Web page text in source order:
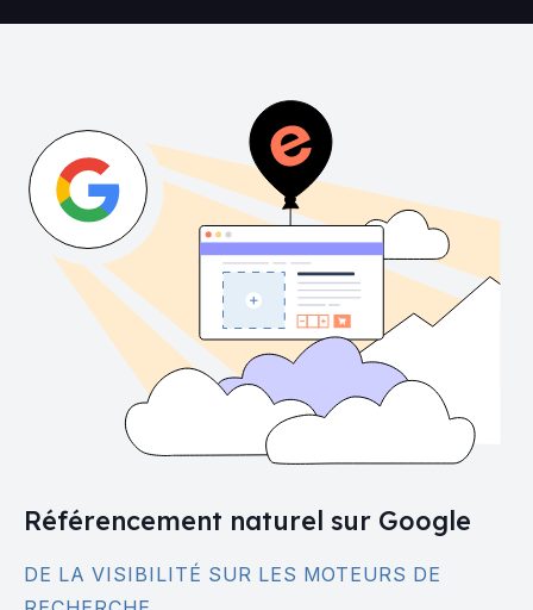
Référencement naturel sur Google
DE LA VISIBILITÉ SUR LES MOTEURS DE